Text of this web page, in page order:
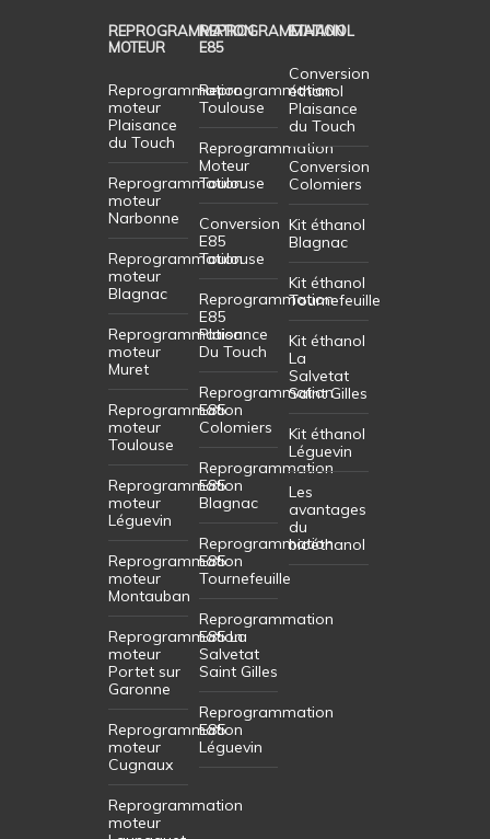
REPROGRAMMATION
MOTEUR
Reprogrammation
moteur
Plaisance
du Touch
Reprogrammation
moteur
Narbonne
Reprogrammation
moteur
Blagnac
Reprogrammation
moteur
Muret
Reprogrammation
moteur
Toulouse
Reprogrammation
moteur
Léguevin
Reprogrammation
moteur
Montauban
Reprogrammation
moteur
Portet sur
Garonne
Reprogrammation
moteur
Cugnaux
Reprogrammation
moteur
REPROGRAMMATION
E85
Reprogrammation
Toulouse
Reprogrammation
Moteur
Toulouse
Conversion
E85
Toulouse
Reprogrammation
E85
Plaisance
Du Touch
Reprogrammation
E85
Colomiers
Reprogrammation
E85
Blagnac
Reprogrammation
E85
Tournefeuille
Reprogrammation
E85 La
Salvetat
Saint Gilles
Reprogrammation
E85
Léguevin
ETHANOL
Conversion
éthanol
Plaisance
du Touch
Conversion
Colomiers
Kit éthanol
Blagnac
Kit éthanol
Tournefeuille
Kit éthanol
La
Salvetat
Saint Gilles
Kit éthanol
Léguevin
Les
avantages
du
bioéthanol